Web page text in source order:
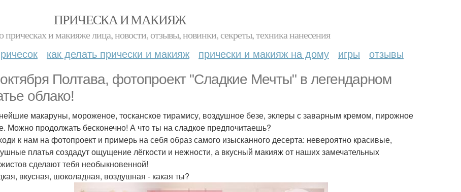
ПРИЧЕСКА И МАКИЯЖ
и макияже лица, новости, отзывы, новинки, секреты, техника нанесения
как делать прически и макияж прически и макияж на дому игры отзывы
Полтава, фотопроект "Сладкие Мечты" в легендарном
облако!
макаруны, мороженое, тосканское тирамису, воздушное безе, эклеры с заварным кремом, пирожное
Можно продолжать бесконечно! А что ты на сладкое предпочитаешь?
к нам на фотопроект и примерь на себя образ самого изысканного десерта: невероятно красивые,
платья создадут ощущение лёгкости и нежности, а вкусный макияж от наших замечательных
сделают тебя необыкновенной!
вкусная, шоколадная, воздушная - какая ты?